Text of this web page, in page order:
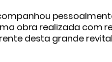
obra realizada com
desta grande